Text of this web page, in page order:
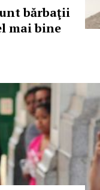
bărbaţii
mai bine